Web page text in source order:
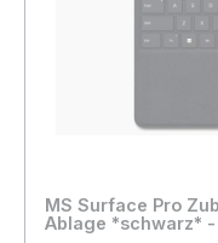
MS Surface Pro
Ablage *schwarz*